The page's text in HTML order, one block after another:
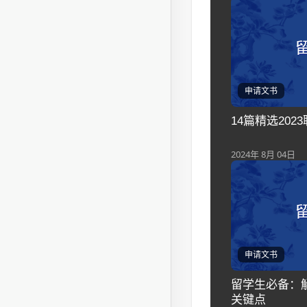
申请文书
14篇精选
2024年 8月 04日
申请文书
留学生必备：
关键点